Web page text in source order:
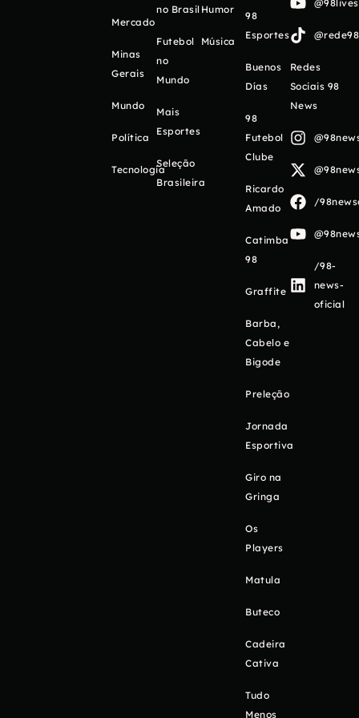
Mercado
Minas
Gerais
Mundo
Política
Tecnologia
no Brasil
Futebol
no
Mundo
Mais
Esportes
Seleção
Brasileira
Humor
Música
98
Esportes
Buenos
Días
98
Futebol
Clube
Ricardo
Amado
Catimba
98
Graffite
Barba,
Cabelo e
Bigode
Preleção
Jornada
Esportiva
Giro na
Gringa
Os
Players
Matula
Buteco
Cadeira
Cativa
Tudo
Menos
Redes
Sociais 98
News
/
/98-
news-
oficial